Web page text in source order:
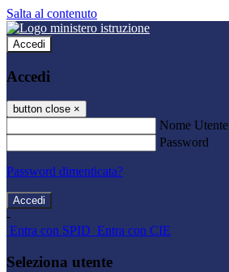
Salta al contenuto
Accedi
Accedi
button close ×
Nome Utente
Password
Password dimenticata?
-
Entra con SPID Entra con CIE
Seleziona utente